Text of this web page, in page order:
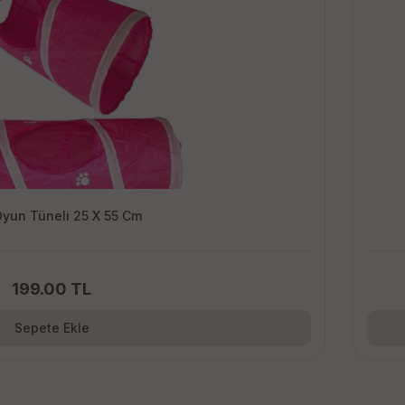
Kedi Oyun Tüneli 25 X 55 Cm
199.00 TL
Sepete Ekle